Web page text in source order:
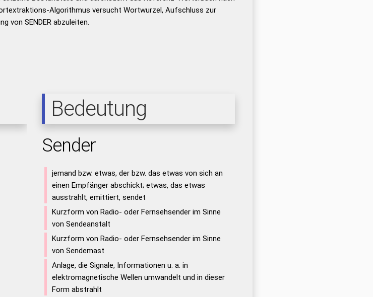
Algorithmus versucht Wortwurzel, Aufschluss zur
von SENDER abzuleiten.
Bedeutung
Sender
jemand bzw. etwas, der bzw. das etwas von sich an
einen Empfänger abschickt; etwas, das etwas
ausstrahlt, emittiert, sendet
Kurzform von Radio- oder Fernsehsender im Sinne
von Sendeanstalt
Kurzform von Radio- oder Fernsehsender im Sinne
von Sendemast
Anlage, die Signale, Informationen u. a. in
elektromagnetische Wellen umwandelt und in dieser
Form abstrahlt